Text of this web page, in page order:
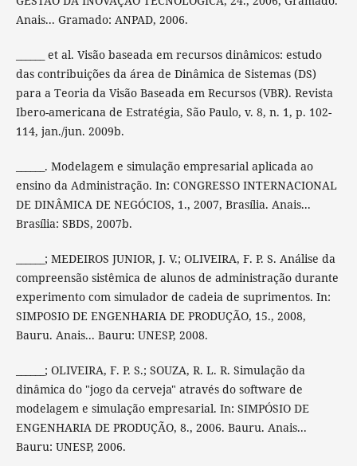
Anais... Gramado: ANPAD, 2006.
______ et al. Visão baseada em recursos dinâmicos: estudo
das contribuições da área de Dinâmica de Sistemas (DS)
para a Teoria da Visão Baseada em Recursos (VBR). Revista
Ibero-americana de Estratégia, São Paulo, v. 8, n. 1, p. 102-
114, jan./jun. 2009b.
______. Modelagem e simulação empresarial aplicada ao
ensino da Administração. In: CONGRESSO INTERNACIONAL
DE DINÂMICA DE NEGÓCIOS, 1., 2007, Brasília. Anais...
Brasília: SBDS, 2007b.
______; MEDEIROS JUNIOR, J. V.; OLIVEIRA, F. P. S. Análise da
compreensão sistêmica de alunos de administração durante
experimento com simulador de cadeia de suprimentos. In:
SIMPOSIO DE ENGENHARIA DE PRODUÇÃO, 15., 2008,
Bauru. Anais... Bauru: UNESP, 2008.
______; OLIVEIRA, F. P. S.; SOUZA, R. L. R. Simulação da
dinâmica do "jogo da cerveja" através do software de
modelagem e simulação empresarial. In: SIMPÓSIO DE
ENGENHARIA DE PRODUÇÃO, 8., 2006. Bauru. Anais...
Bauru: UNESP, 2006.